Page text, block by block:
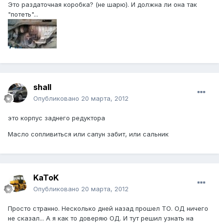
Это раздаточная коробка? (не шарю). И должна ли она так
"потеть"...
shall
Опубликовано 20 марта, 2012
это корпус заднего редуктора
Масло сопливиться или сапун забит, или сальник
KaToK
Опубликовано 20 марта, 2012
Просто странно. Несколько дней назад прошел ТО. ОД ничего
не сказал... А я как то доверяю ОД. И тут решил узнать на